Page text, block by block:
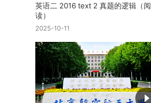
英语二 2016 text 2 真题的逻辑（阅
读）
2025-10-11